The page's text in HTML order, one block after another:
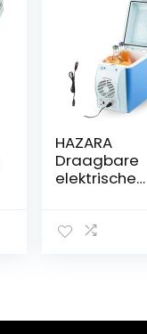
HAZARA
Draagbare
elektrische
autokoeler,